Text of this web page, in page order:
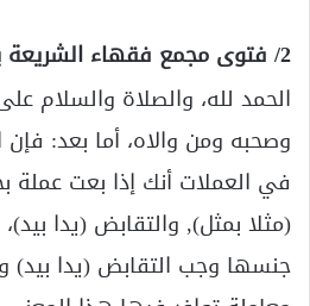
2/ فتوى مجمع فقهاء الشريعة بأمريكا:
الحمد لله، والصلاة والسلام
وصحبه ومن والاه، أما بعد: فإن
في العملات أنك إذا بعت عملة
(مثلا بمثل), والتقابض (يدا
جنسها وجب التقابض (يدا بيد)